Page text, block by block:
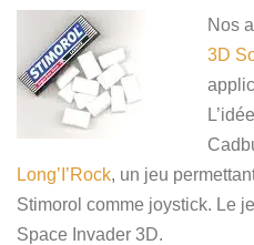
English
Deutsch
Nos
3D
Long’I’Rock, un jeu
Stimorol comme joystick. Le
Space Invader 3D.